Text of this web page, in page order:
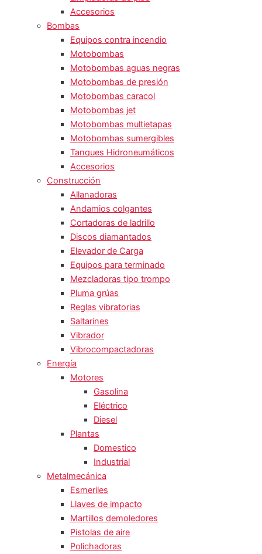
Accesorios
Bombas
Equipos contra incendio
Motobombas
Motobombas aguas negras
Motobombas de presión
Motobombas caracol
Motobombas jet
Motobombas multietapas
Motobombas sumergibles
Tanques Hidroneumáticos
Accesorios
Construcción
Allanadoras
Andamios colgantes
Cortadoras de ladrillo
Discos diamantados
Elevador de Carga
Equipos para terminado
Mezcladoras tipo trompo
Pluma grúas
Reglas vibratorias
Saltarines
Vibrador
Vibrocompactadoras
Energía
Motores
Gasolina
Eléctrico
Diesel
Plantas
Domestico
Industrial
Metalmecánica
Esmeriles
Llaves de impacto
Martillos demoledores
Pistolas de aire
Polichadoras